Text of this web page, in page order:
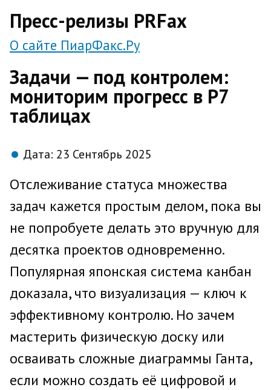
Пресс-релизы PRFax
О сайте ПиарФакс.Ру
Задачи — под контролем:
мониторим прогресс в Р7
таблицах
Дата: 23 Сентябрь 2025
Отслеживание статуса множества
задач кажется простым делом, пока вы
не попробуете делать это вручную для
десятка проектов одновременно.
Популярная японская система канбан
доказала, что визуализация — ключ к
эффективному контролю. Но зачем
мастерить физическую доску или
осваивать сложные диаграммы Ганта,
если можно создать её цифровой и